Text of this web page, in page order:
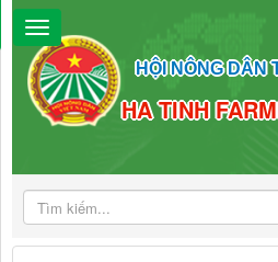
HỘI NÔNG DÂN
HA TINH